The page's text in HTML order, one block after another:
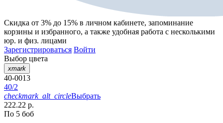
Скидка от 3% до 15% в личном кабинете, запоминание
корзины и избранного, а также удобная работа с несколькими
юр. и физ. лицами
Зарегистрироваться Войти
Выбор цвета
xmark
40-0013
40/2
checkmark_alt_circleВыбрать
222.22 р.
По 5 боб